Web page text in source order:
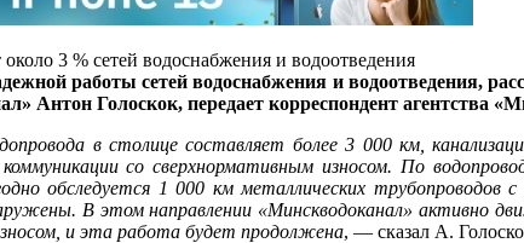
работы сетей водоснабжения и водоотведения,
Антон Голоскок, передает корреспондент агентства
в столице составляет более 3 000 км,
со сверхнормативным износом. По
обследуется 1 000 км металлических трубопроводов
В этом направлении «Минскводоканал» активно
и эта работа будет продолжена, — сказал А.